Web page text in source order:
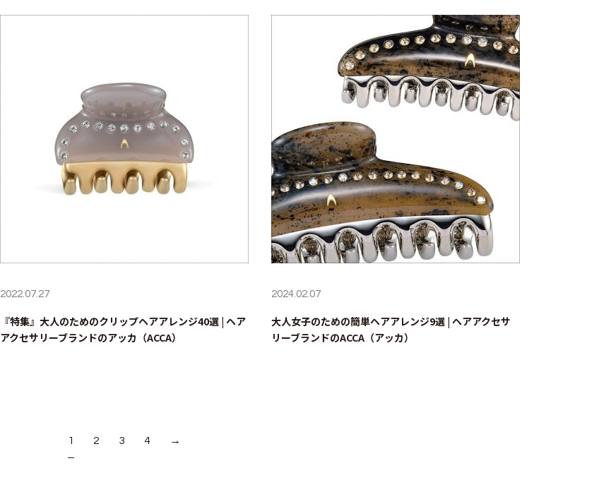
2022.07.27
『特集』大人のためのクリップヘアアレンジ40選 | ヘア
アクセサリーブランドのアッカ（ACCA）
2024.02.07
大人女子のための簡単ヘアアレンジ9選 | ヘアアクセサ
リーブランドのACCA（アッカ）
1 2 3 4 →